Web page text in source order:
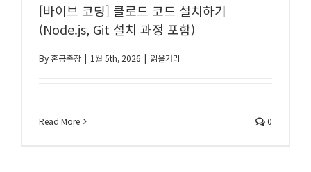
[바이브 코딩] 클로드 코드 설치하기
(Node.js, Git 설치 과정 포함)
By혼공족장 | 1월 5th, 2026 | 읽을거리
Read More 0